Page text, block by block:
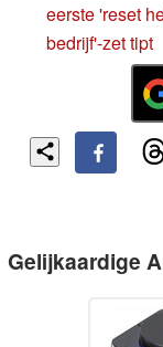
eerste 'reset
bedrijf'-zet tipt
Gelijkaardige